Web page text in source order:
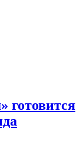
готовится